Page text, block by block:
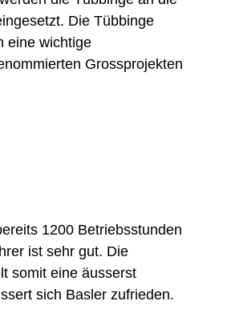
Die Tübbinge
eine wichtige
Grossprojekten
1200 Betriebsstunden
ist sehr gut. Die
somit eine äusserst
sich Basler zufrieden.